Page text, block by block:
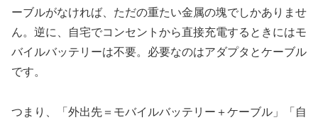
ーブルがなければ、ただの重たい金属の塊でしかありませ
ん。逆に、自宅でコンセントから直接充電するときにはモ
バイルバッテリーは不要。必要なのはアダプタとケーブル
です。
つまり、「外出先＝モバイルバッテリー＋ケーブル」「自